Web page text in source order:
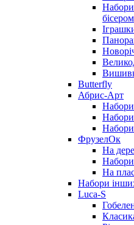
бісером
Butterfly
Абрис-Арт
Набори
ФрузелОк
На
На
Набори
Luca-S